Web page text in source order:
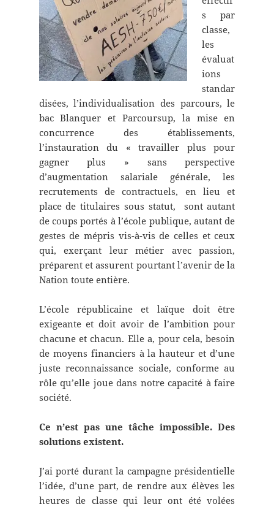
s par
classe,
les
évaluat
ions
standar
disées, l’individualisation des parcours, le
bac Blanquer et Parcoursup, la mise en
concurrence des établissements,
l’instauration du « travailler plus pour
gagner plus » sans perspective
d’augmentation salariale générale, les
recrutements de contractuels, en lieu et
place de titulaires sous statut, sont autant
de coups portés à l’école publique, autant de
gestes de mépris vis-à-vis de celles et ceux
qui, exerçant leur métier avec passion,
préparent et assurent pourtant l’avenir de la
Nation toute entière.
L’école républicaine et laïque doit être
exigeante et doit avoir de l’ambition pour
chacune et chacun. Elle a, pour cela, besoin
de moyens financiers à la hauteur et d’une
juste reconnaissance sociale, conforme au
rôle qu’elle joue dans notre capacité à faire
société.
Ce n’est pas une tâche impossible. Des
solutions existent.
J’ai porté durant la campagne présidentielle
l’idée, d’une part, de rendre aux élèves les
heures de classe qui leur ont été volées